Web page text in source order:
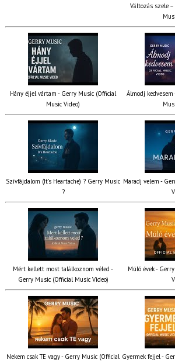
Változás szele
Hány éjjel vártam - Gerry Music (Official
Music Video)
Álmodj
Szívfájdalom (It’s Heartache) ? Gerry Music
?
Maradj velem -
Mért kellett most találkoznom véled -
Gerry Music (Official Music Video)
Múló évek -
Nekem csak TE vagy - Gerry Music (Official Gyermek fejjel -